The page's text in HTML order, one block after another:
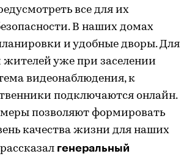
все для их
В наших домах
и удобные дворы. Для
жителей уже при заселении
видеонаблюдения, к
подключаются онлайн.
позволяют формировать
качества жизни для наших
генеральный